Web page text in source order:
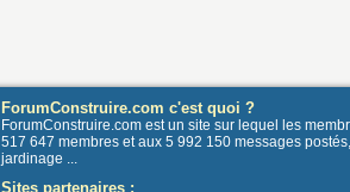
ForumConstruire.com c'est quoi ?
ForumConstruire.com est un site sur lequel les
517 647 membres et aux 5 992 150 messages
jardinage ...
Sites partenaires :